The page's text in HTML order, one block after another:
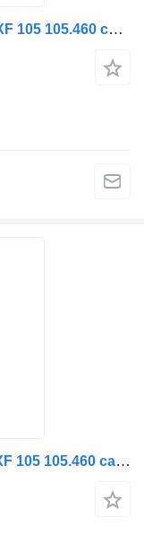
Paccar MX 340 U1 motor para DAF XF 105 105.460 camión
Paccar MX 340 S2 motor para DAF XF 105 105.460 cabeza tractora